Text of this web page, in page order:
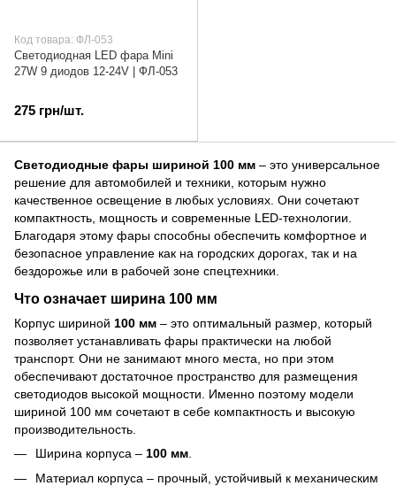
Код товара: ФЛ-053
Светодиодная LED фара Mini
27W 9 диодов 12-24V | ФЛ-053
275 грн/шт.
Светодиодные фары шириной 100 мм – это универсальное
решение для автомобилей и техники, которым нужно
качественное освещение в любых условиях. Они сочетают
компактность, мощность и современные LED-технологии.
Благодаря этому фары способны обеспечить комфортное и
безопасное управление как на городских дорогах, так и на
бездорожье или в рабочей зоне спецтехники.
Что означает ширина 100 мм
Корпус шириной 100 мм – это оптимальный размер, который
позволяет устанавливать фары практически на любой
транспорт. Они не занимают много места, но при этом
обеспечивают достаточное пространство для размещения
светодиодов высокой мощности. Именно поэтому модели
шириной 100 мм сочетают в себе компактность и высокую
производительность.
Ширина корпуса – 100 мм
Материал корпуса – прочный, устойчивый к механическим